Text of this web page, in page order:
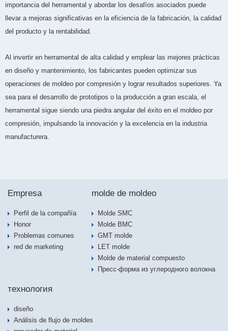
importancia del herramental y abordar los desafíos asociados puede
llevar a mejoras significativas en la eficiencia de la fabricación, la calidad
del producto y la rentabilidad.
Al invertir en herramental de alta calidad y emplear las mejores prácticas
en diseño y mantenimiento, los fabricantes pueden optimizar sus
operaciones de moldeo por compresión y lograr resultados superiores. Ya
sea para el desarrollo de prototipos o la producción a gran escala, el
herramental sigue siendo una piedra angular del éxito en el moldeo por
compresión, impulsando la innovación y la excelencia en la industria
manufacturera.
Empresa
Perfil de la compañía
Honor
Problemas comunes
red de marketing
molde de moldeo
Molde SMC
Molde BMC
GMT molde
LET molde
Molde de material compuesto
Пресс-форма из углеродного волокна
технология
diseño
Análisis de flujo de moldes